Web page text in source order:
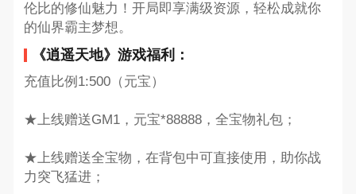
伦比的修仙魅力！开局即享满级资源，轻松成就你
的仙界霸主梦想。
《逍遥天地》游戏福利：
充值比例1:500（元宝）
★上线赠送GM1，元宝*88888，全宝物礼包；
★上线赠送全宝物，在背包中可直接使用，助你战
力突飞猛进；